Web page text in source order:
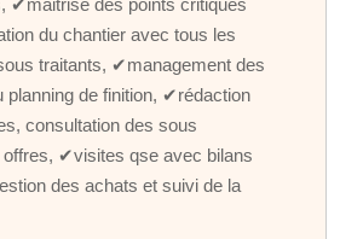
du chantier avec tous les
traitants, ✔management des
planning de finition, ✔rédaction
consultation des sous
✔visites qse avec bilans
des achats et suivi de la